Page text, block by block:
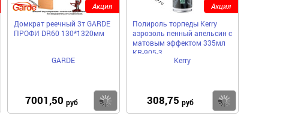
Купить
Домкрат реечный 3т GARDE
ПРОФИ DR60 130*1320мм
GARDE
7001,50 руб Купить
Акция
Полироль торпеды Kerry
аэрозоль пенный апельсин с
матовым эффектом 335мл
KR-905-3
Kerry
308,75 руб
Акция